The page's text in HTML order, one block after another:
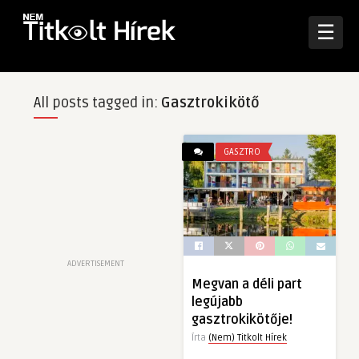
☰
All posts tagged in: Gasztrokikötő
ADVERTISEMENT
GASZTRO
Megvan a déli part
legújabb
gasztrokikötője!
Írta (Nem) Titkolt Hírek